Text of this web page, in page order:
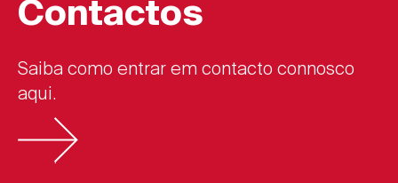
Contactos
Saiba como entrar em contacto connosco
aqui.